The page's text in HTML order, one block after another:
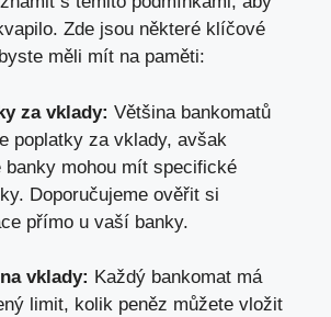
Zde jsou některé klíčové
měli mít na paměti:
za vklady: Většina bankomatů
poplatky za vklady, avšak
banky mohou mít specifické
Doporučujeme ověřit si
přímo u vaší banky.
vklady: Každý bankomat má
limit, kolik peněz můžete vložit